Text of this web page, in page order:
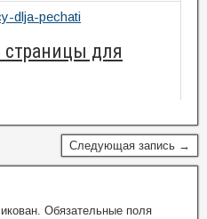
страницы для
Следующая запись →
Обязательные поля